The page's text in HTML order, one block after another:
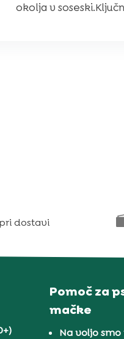
okolja v
dostavi
Pomoč za
mačke
Na voljo